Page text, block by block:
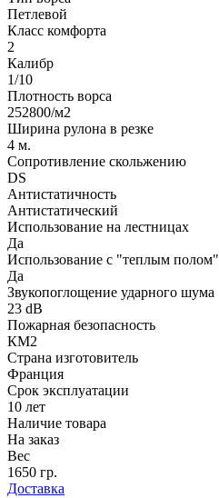
Петлевой
Класс комфорта
2
Калибр
1/10
Плотность ворса
252800/м2
Ширина рулона в резке
4 м.
Сопротивление скольжению
DS
Антистатичность
Антистатический
Использование на лестницах
Да
Использование с "теплым полом"
Да
Звукопоглощение ударного шума
23 dB
Пожарная безопасность
КМ2
Страна изготовитель
Франция
Срок эксплуатации
10 лет
Наличие товара
На заказ
Вес
1650 гр.
Доставка